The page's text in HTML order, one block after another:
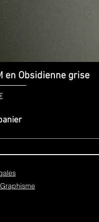
en Obsidienne grise